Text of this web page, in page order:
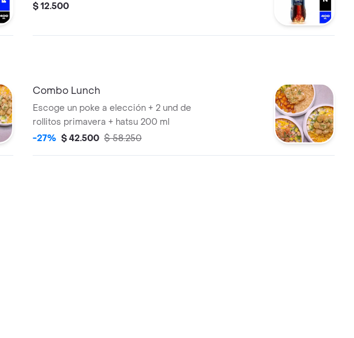
$ 12.500
Combo Lunch
Escoge un poke a elección + 2 und de
rollitos primavera + hatsu 200 ml
-27% $ 42.500 $ 58.250